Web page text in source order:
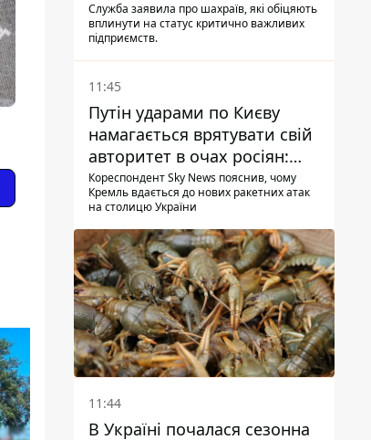
Служба заявила про шахраїв, які обіцяють
вплинути на статус критично важливих
підприємств.
11:45
Путін ударами по Києву
намагається врятувати свій
авторитет в очах росіян:
диктатор перебуває під
тиском - Sky News
Кореспондент Sky News пояснив, чому
Кремль вдається до нових ракетних атак
на столицю України
11:44
В Україні почалася сезонна